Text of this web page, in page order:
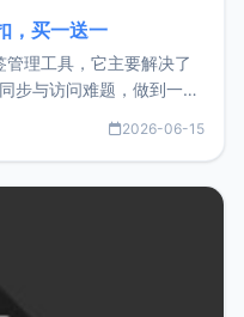
，买一送一
理工具，它主要解决了
步与访问难题，做到一处
：
2026-06-15